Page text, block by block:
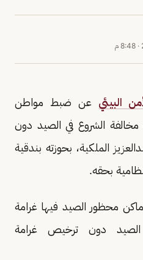
· 8:48 م
البيئي عن ضبط مواطن
مخالفة الشروع في الصيد دون
الملكية، بحوزته بندقية
بحقه.
محظور الصيد فيها غرامة
الصيد دون ترخيص غرامة